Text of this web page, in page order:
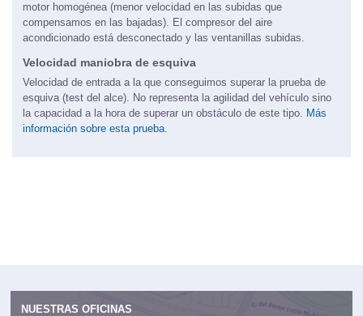
motor homogénea (menor velocidad en las subidas que
compensamos en las bajadas). El compresor del aire
acondicionado está desconectado y las ventanillas subidas.
Velocidad maniobra de esquiva
Velocidad de entrada a la que conseguimos superar la prueba de
esquiva (test del alce). No representa la agilidad del vehículo sino
la capacidad a la hora de superar un obstáculo de este tipo. Más
información sobre esta prueba.
NUESTRAS OFICINAS